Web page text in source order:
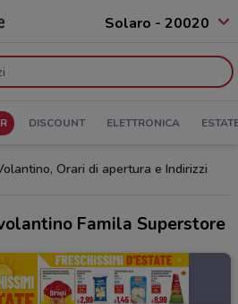
Solaro - 20020
DISCOUNT ELETTRONICA
Orari di apertura e Indirizzi
Famila Superstore